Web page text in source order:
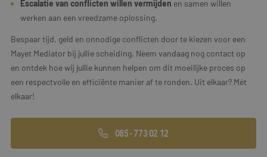
Escalatie van conflicten willen vermijden en samen willen
werken aan een vreedzame oplossing.
Bespaar tijd, geld en onnodige conflicten door te kiezen voor een
Mayet Mediator bij jullie scheiding. Neem vandaag nog contact op
en ontdek hoe wij jullie kunnen helpen om dit moeilijke proces op
een respectvolle en efficiënte manier af te ronden. Uit elkaar? Mét
elkaar!
085 - 773 02 12